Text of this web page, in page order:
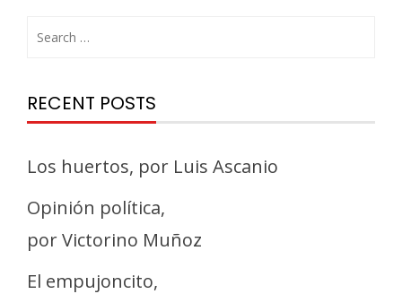
RECENT POSTS
Los huertos, por Luis Ascanio
Opinión política,
por Victorino Muñoz
El empujoncito,